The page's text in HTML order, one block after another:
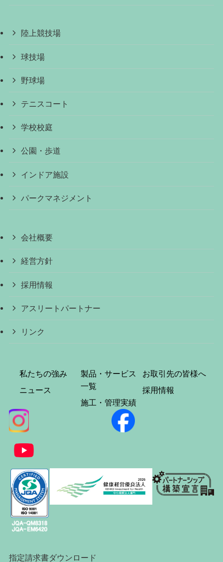
陸上競技場
球技場
野球場
テニスコート
学校校庭
公園・歩道
インドア施設
パークマネジメント
会社概要
経営方針
採用情報
アスリートパートナー
リンク
私たちの強み
ニュース
製品・サービス
一覧
施工・管理実績
お取引先の皆様へ
採用情報
指定請求書ダウンロード